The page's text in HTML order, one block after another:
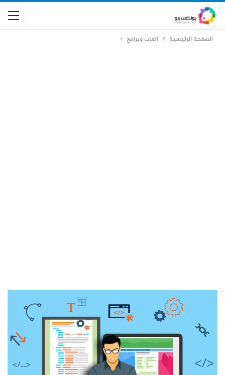
الصفحة الرئيسية العاب وبرامج